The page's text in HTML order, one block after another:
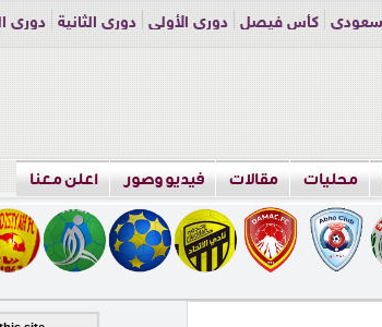
كأس فيصل دوري الأولى دوري الثانية
دوري
محليات مقالات فيديو وصور اعلن معنا